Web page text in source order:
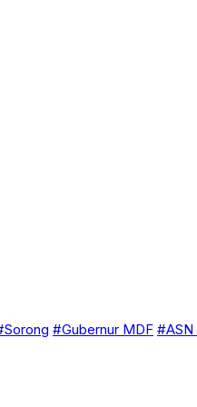
#Gubernur MDF #ASN